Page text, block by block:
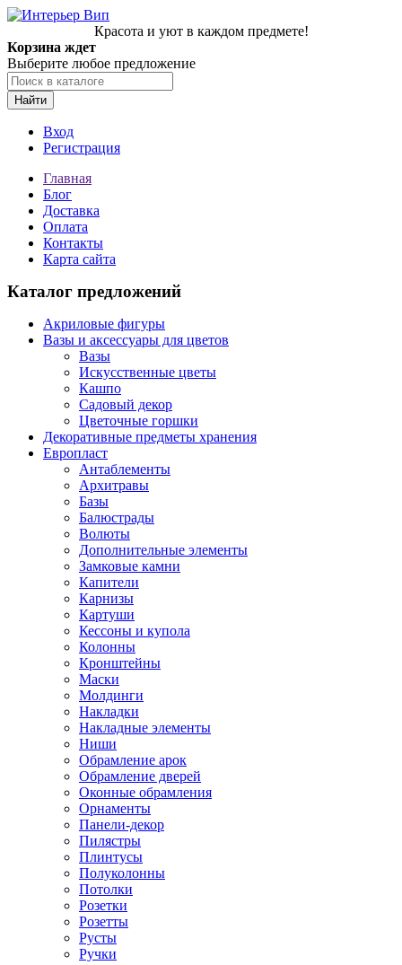
Красота и уют в каждом предмете!
Корзина ждет
Выберите любое предложение
Найти
Вход
Регистрация
Главная
Блог
Доставка
Оплата
Контакты
Карта сайта
Каталог предложений
Акриловые фигуры
Вазы и аксессуары для цветов
Вазы
Искусственные цветы
Кашпо
Садовый декор
Цветочные горшки
Декоративные предметы хранения
Европласт
Антаблементы
Архитравы
Базы
Балюстрады
Волюты
Дополнительные элементы
Замковые камни
Капители
Карнизы
Картуши
Кессоны и купола
Колонны
Кронштейны
Маски
Молдинги
Накладки
Накладные элементы
Ниши
Обрамление арок
Обрамление дверей
Оконные обрамления
Орнаменты
Панели-декор
Пилястры
Плинтусы
Полуколонны
Потолки
Розетки
Розетты
Русты
Ручки